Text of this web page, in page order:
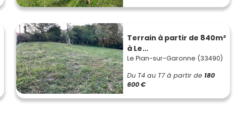
Terrain à partir de 840m²
à Le...
Le Pian-sur-Garonne (33490)
Du T4 au T7 à partir de 180
600 €